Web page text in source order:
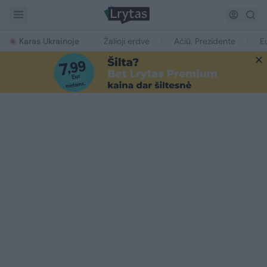
Karas Ukrainoje Žalioji erdvė Ačiū, Prezidente